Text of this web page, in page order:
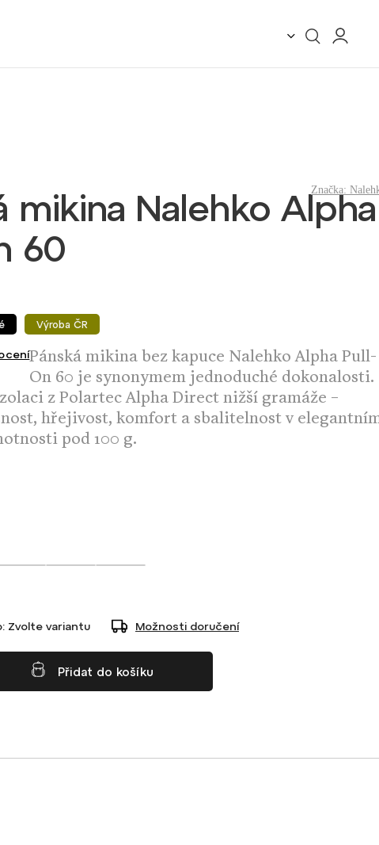
mikina Nalehko Alpha
60
Výroba ČR
Pánská mikina bez kapuce Nalehko Alpha Pull-
On 60 je synonymem jednoduché dokonalosti.
z Polartec Alpha Direct nižší gramáže –
hřejivost, komfort a sbalitelnost v
pod 100 g.
Značka:
Zvolte variantu Možnosti doručení
Přidat do košíku